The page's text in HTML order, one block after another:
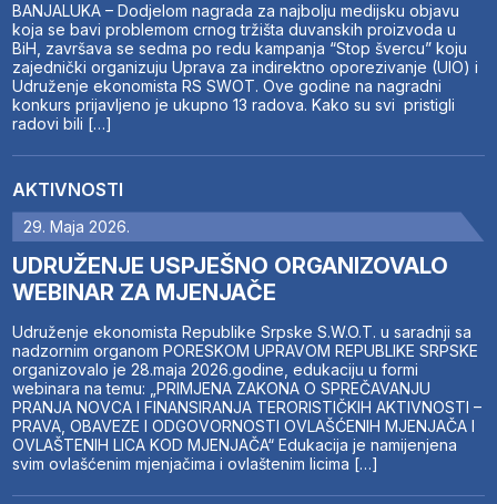
BANJALUKA – Dodjelom nagrada za najbolju medijsku objavu
koja se bavi problemom crnog tržišta duvanskih proizvoda u
BiH, završava se sedma po redu kampanja “Stop švercu” koju
zajednički organizuju Uprava za indirektno oporezivanje (UIO) i
Udruženje ekonomista RS SWOT. Ove godine na nagradni
konkurs prijavljeno je ukupno 13 radova. Kako su svi pristigli
radovi bili […]
AKTIVNOSTI
29. Maja 2026.
UDRUŽENJE USPJEŠNO ORGANIZOVALO
WEBINAR ZA MJENJAČE
Udruženje ekonomista Republike Srpske S.W.O.T. u saradnji sa
nadzornim organom PORESKOM UPRAVOM REPUBLIKE SRPSKE
organizovalo je 28.maja 2026.godine, edukaciju u formi
webinara na temu: „PRIMJENA ZAKONA O SPREČAVANJU
PRANJA NOVCA I FINANSIRANJA TERORISTIČKIH AKTIVNOSTI –
PRAVA, OBAVEZE I ODGOVORNOSTI OVLAŠĆENIH MJENJAČA I
OVLAŠTENIH LICA KOD MJENJAČA“ Edukacija je namijenjena
svim ovlašćenim mjenjačima i ovlaštenim licima […]